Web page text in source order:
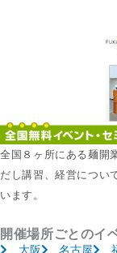
全国８ヶ所にある麺開
だし講習、経営につい
います。
開催場所ごとのイ
大阪 名古屋